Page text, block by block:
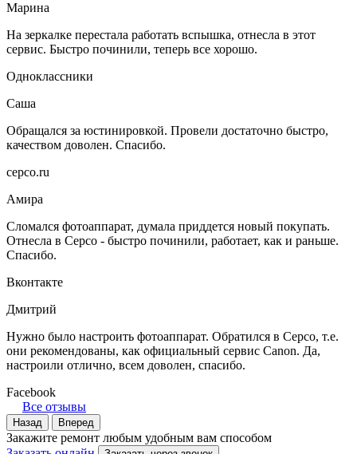
Марина
На зеркалке перестала работать вспышка, отнесла в этот
сервис. Быстро починили, теперь все хорошо.
Одноклассники
Саша
Обращался за юстинировкой. Провели достаточно быстро,
качеством доволен. Спасибо.
серсо.ru
Амира
Сломался фотоаппарат, думала приддется новый покупать.
Отнесла в Серсо - быстро починили, работает, как и раньше.
Спасибо.
Вконтакте
Дмитрий
Нужно было настроить фотоаппарат. Обратился в Серсо, т.е.
они рекомендованы, как официальный сервис Canon. Да,
настроили отлично, всем доволен, спасибо.
Facebook
Все отзывы
Назад Вперед
Закажите ремонт любым удобным вам способом